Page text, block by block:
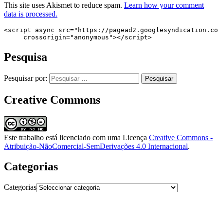
This site uses Akismet to reduce spam. Learn how your comment
data is processed.
<script async src="https://
     crossorigin="anonymous"></script>
Pesquisa
Pesquisar por:
Creative Commons
Este trabalho está licenciado com uma Licença Creative Commons -
Atribuição-NãoComercial-SemDerivações 4.0 Internacional.
Categorias
Categorias